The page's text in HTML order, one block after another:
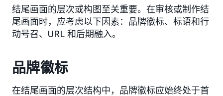
结尾画面的层次或构图至关重要。在审核或制作结
尾画面时，应考虑以下因素：品牌徽标、标语和行
动号召、URL 和后期融入。
品牌徽标
在结尾画面的层次结构中，品牌徽标应始终处于首